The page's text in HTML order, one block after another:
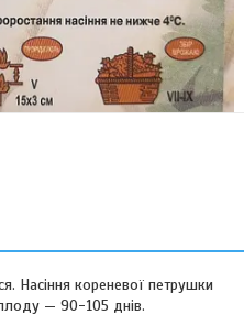
Насіння кореневої петрушки
— 90-105 днів.